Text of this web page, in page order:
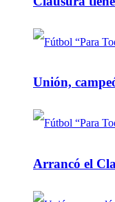
Unión,
Arrancó el